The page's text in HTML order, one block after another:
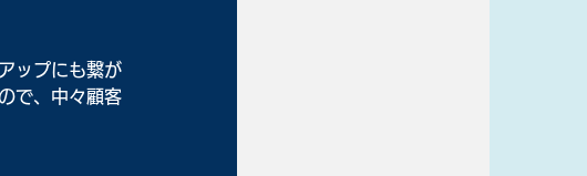
ップにも繋が
で、中々顧客